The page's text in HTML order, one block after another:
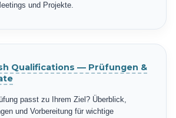
und Projekte.
Qualifications — Prüfungen &
passt zu Ihrem Ziel? Überblick,
und Vorbereitung für wichtige